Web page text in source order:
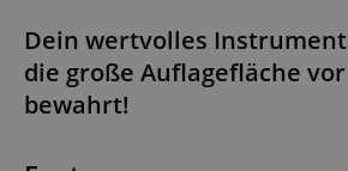
Dein wertvolles
die große Auflagefläche
bewahrt!